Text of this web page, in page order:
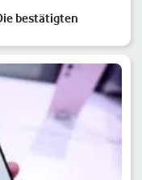
bestätigten